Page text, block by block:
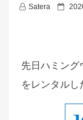
Satera
P
e
d
先日 ハミング
をレンタルし